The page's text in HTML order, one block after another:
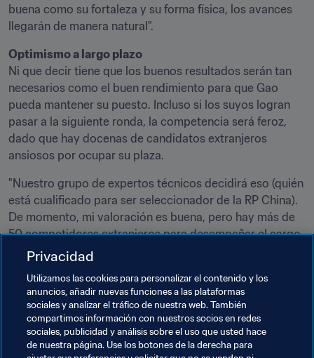
buena como su fortaleza y su forma física, los avances
llegarán de manera natural".
Ni que decir tiene que los buenos resultados serán tan
necesarios como el buen rendimiento para que Gao
pueda mantener su puesto. Incluso si los suyos logran
pasar a la siguiente ronda, la competencia será feroz,
dado que hay docenas de candidatos extranjeros
ansiosos por ocupar su plaza.
"Nuestro grupo de expertos técnicos decidirá eso (quién
está cualificado para ser seleccionador de la RP China).
De momento, mi valoración es buena, pero hay más de
50 competidores extranjeros para desempeñar el cargo.
Yo me tomo las cosas como vienen. Me esfuerzo al
importante que los jugadores recobren el ánimo y
demuestren su valía en los próximos encuentros".
"La perspectiva general del fútbol chino no es mala, en
especial a nivel de base y de clubes. Nuestros clubes
Privacidad
Utilizamos las cookies para personalizar el contenido y los
anuncios, añadir nuevas funciones a las plataformas
sociales y analizar el tráfico de nuestra web. También
compartimos información con nuestros socios en redes
sociales, publicidad y análisis sobre el uso que usted hace
de nuestra página. Use los botones de la derecha para